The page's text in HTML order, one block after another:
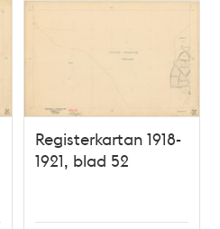
Registerkartan 1918-
1921, blad 52